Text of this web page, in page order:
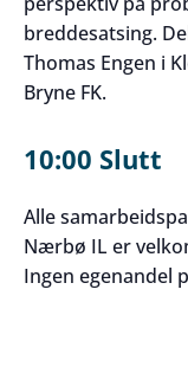
breddesatsing.
Thomas Engen i
Bryne FK.
10:00 Slutt
Alle
Nærbø IL er
Ingen egenandel